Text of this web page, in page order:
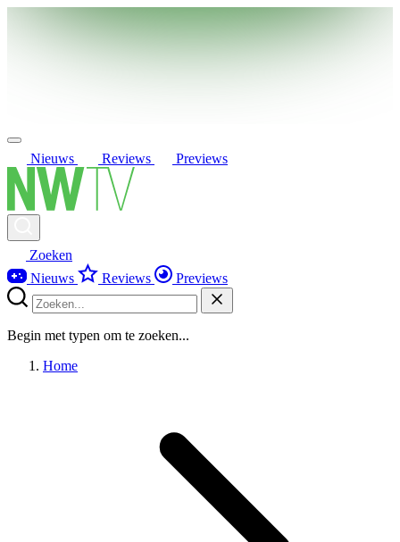
Nieuws Reviews Previews
Zoeken
Nieuws
Reviews Previews
Begin met typen om te zoeken...
Home